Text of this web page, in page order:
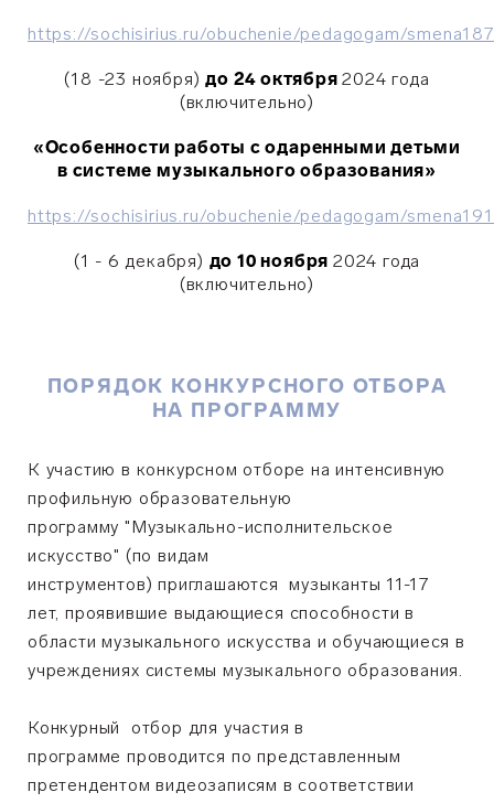
https://sochisirius.ru/obuchenie/pedagogam/
(18 -23 ноября)до 24 октября2024 года
(включительно)
«Особенности работы с одаренными детьми
в системе музыкального образования»
https://sochisirius.ru/obuchenie/pedagogam/
(1 - 6 декабря) до 10 ноября 2024 года
(включительно)
ПОРЯДОК КОНКУРСНОГО ОТБОРА
НА ПРОГРАММУ
К участию в конкурсном отборе на интенсивную
профильную образовательную
программу"Музыкально-исполнительское
искусство" (по видам
инструментов)приглашаются музыканты 11-17
лет, проявившие выдающиеся способности в
области музыкального искусства и обучающиеся в
учреждениях системы музыкального образования.
Конкурный отбор для участия в
программе проводится по представленным
претендентом видеозаписям в соответствии